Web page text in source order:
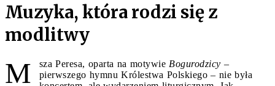
Muzyka, która rodzi się z
modlitwy
M sza Peresa, oparta na motywie Bogurodzicy –
pierwszego hymnu Królestwa Polskiego – nie była